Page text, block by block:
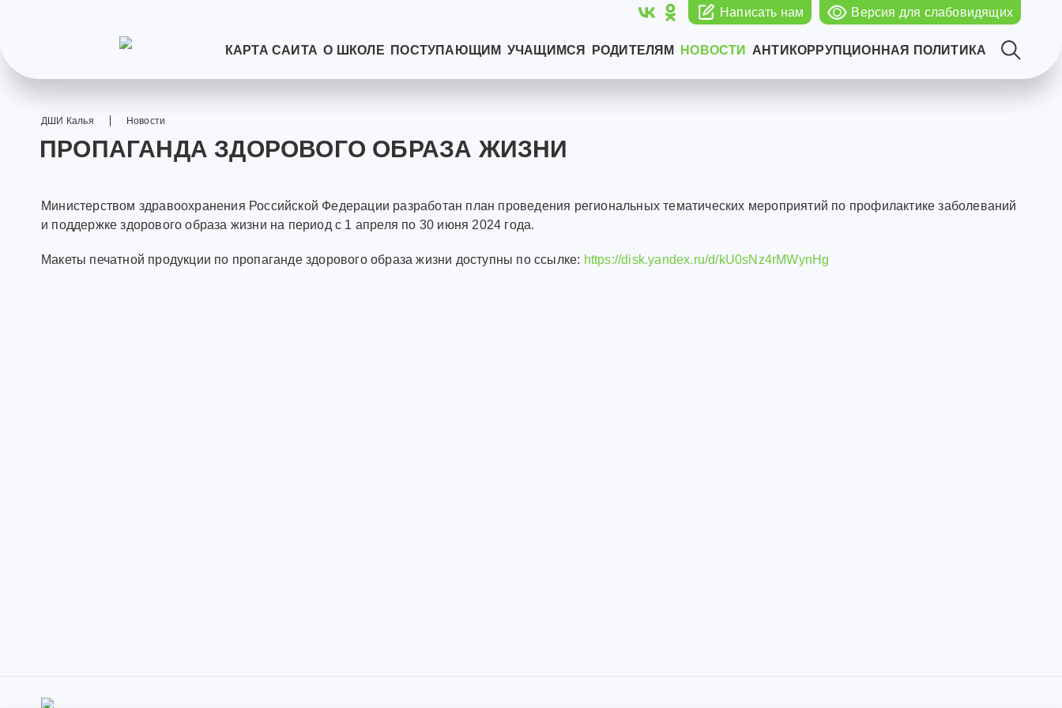
Написать нам Версия для слабовидящих
КАРТА САЙТА О ШКОЛЕ ПОСТУПАЮЩИМ УЧАЩИМСЯ РОДИТЕЛЯМ НОВОСТИ АНТИКОРРУПЦИОННАЯ ПОЛИТИКА
ДШИ Калья Новости
ПРОПАГАНДА ЗДОРОВОГО ОБРАЗА ЖИЗНИ
Министерством здравоохранения Российской Федерации разработан план проведения региональных тематических мероприятий по профилактике заболеваний
и поддержке здорового образа жизни на период с 1 апреля по 30 июня 2024 года.
Макеты печатной продукции по пропаганде здорового образа жизни доступны по ссылке: https://disk.yandex.ru/d/kU0sNz4rMWynHg